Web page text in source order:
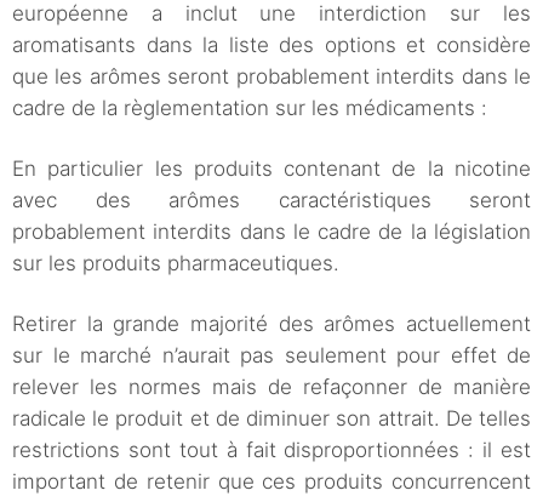
européenne a inclut une interdiction sur les
aromatisants dans la liste des options et considère
que les arômes seront probablement interdits dans le
cadre de la règlementation sur les médicaments :
En particulier les produits contenant de la nicotine
avec des arômes caractéristiques seront
probablement interdits dans le cadre de la législation
sur les produits pharmaceutiques.
Retirer la grande majorité des arômes actuellement
sur le marché n’aurait pas seulement pour effet de
relever les normes mais de refaçonner de manière
radicale le produit et de diminuer son attrait. De telles
restrictions sont tout à fait disproportionnées : il est
important de retenir que ces produits concurrencent